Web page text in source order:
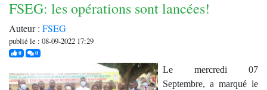
FSEG: les opérations sont lancées!
Auteur : FSEG
publié le : 08-09-2022 17:29
0j'aime0commentaires
Le mercredi 07
Septembre, a marqué le